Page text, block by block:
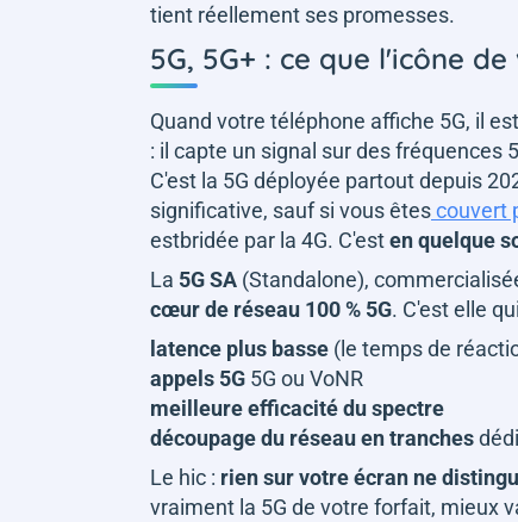
tient réellement ses promesses.
5G, 5G+ : ce que l'icône
Quand votre téléphone affiche 5G, il
: il capte un signal sur des fréquences
C'est la 5G déployée partout depuis
significative, sauf si vous êtescouvert
estbridée par la 4G. C'esten quelque
La 5G SA (Standalone),
cœur de réseau 100 % 5G. C'est elle
latence plus basse (le temps de
appels 5G 5G ou VoNR
meilleure efficacité du spectre
découpage du réseau en tranches
Le hic : rien sur votre écran ne
vraiment la 5G de votre forfait, mieux